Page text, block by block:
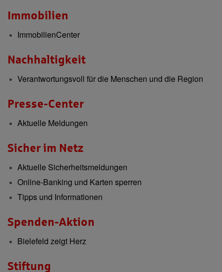
Immobilien
ImmobilienCenter
Nachhaltigkeit
Verantwortungsvoll für die Menschen und die Region
Presse-Center
Aktuelle Meldungen
Sicher im Netz
Aktuelle Sicherheitsmeldungen
Online-Banking und Karten sperren
Tipps und Informationen
Spenden-Aktion
Bielefeld zeigt Herz
Stiftung